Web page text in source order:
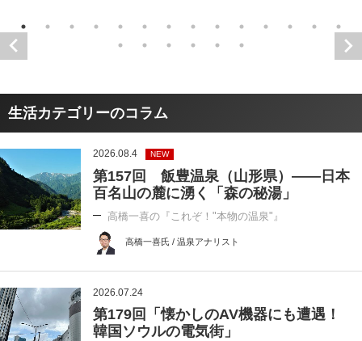
生活カテゴリーのコラム
2026.08.4 NEW
第157回 飯豊温泉（山形県）――日本
百名山の麓に湧く「森の秘湯」
高橋一喜の『これぞ！"本物の温泉"』
高橋一喜氏 / 温泉アナリスト
2026.07.24
第179回「懐かしのAV機器にも遭遇！
韓国ソウルの電気街」